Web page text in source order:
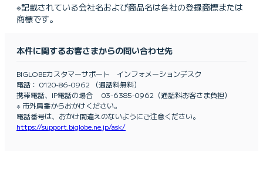
※記載されている会社名および商品名は各社の登録商標または
商標です。
本件に関するお客さまからの問い合わせ先
BIGLOBEカスタマーサポート インフォメーションデスク
電話： 0120-86-0962 （通話料無料）
携帯電話、IP電話の場合 03-6385-0962（通話料お客さま負担）
※ 市外局番からおかけください。
電話番号は、おかけ間違えのないようにご注意ください。
https://support.biglobe.ne.jp/ask/